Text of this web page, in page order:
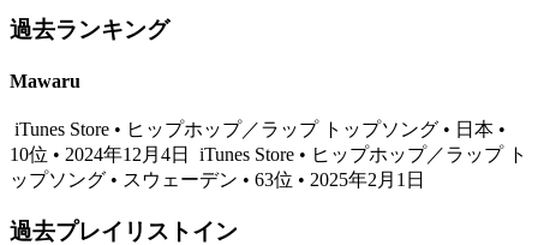
過去ランキング
Mawaru
iTunes Store • ヒップホップ／ラップ トップソング • 日本 •
10位 • 2024年12月4日
iTunes Store • ヒップホップ／ラップ ト
ップソング • スウェーデン • 63位 • 2025年2月1日
過去プレイリストイン